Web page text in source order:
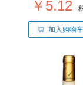
￥5.12
加入购物车